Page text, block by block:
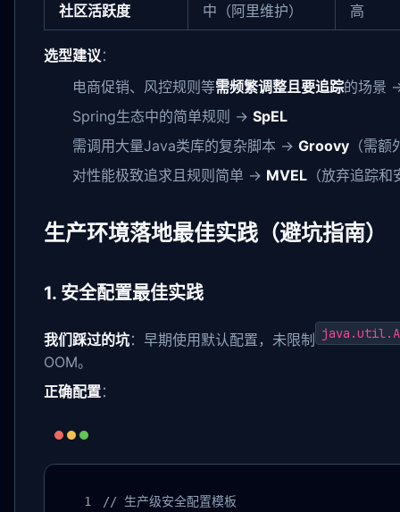
社区活跃度 中（阿里维护） 高
选型建议：
电商促销、风控规则等需频繁调整且要追踪的场景
Spring生态中的简单规则 → SpEL
需调用大量Java类库的复杂脚本 → Groovy （需
对性能极致追求且规则简单 → MVEL （放弃追踪
生产环境落地最佳实践（避坑指南）
1. 安全配置最佳实践
我们踩过的坑：早期使用默认配置，未限制
OOM。
正确配置：
// 生产级安全配置模板